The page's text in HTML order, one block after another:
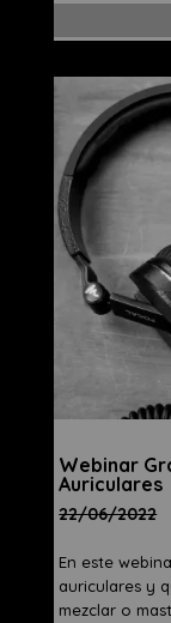
Webinar
Auriculares
22/06/2022
En este
auriculares y
mezclar o